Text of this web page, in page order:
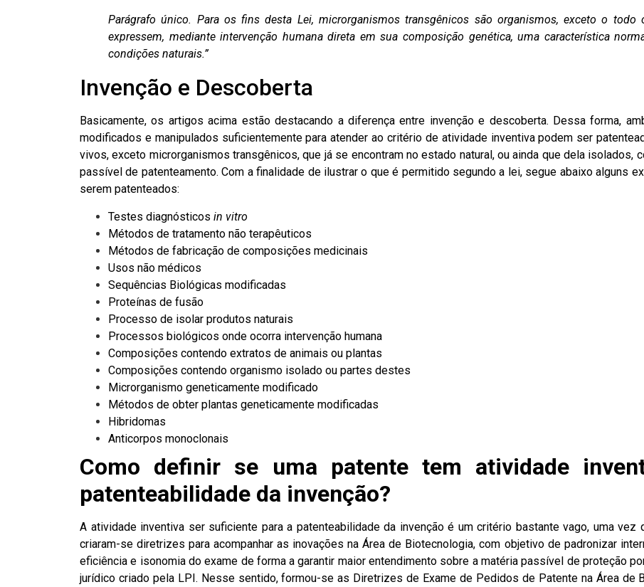
Parágrafo único. Para os fins desta Lei, microrganismos transgênicos são organismos, exceto o
expressem, mediante intervenção humana direta em sua composição genética, uma característica
condições naturais.”
Invenção e Descoberta
Basicamente, os artigos acima estão destacando a diferença entre invenção e descoberta. Dessa forma,
modificados e manipulados suficientemente para atender ao critério de atividade inventiva podem ser
vivos, exceto microrganismos transgênicos, que já se encontram no estado natural, ou ainda que dela isolados,
passível de patenteamento. Com a finalidade de ilustrar o que é permitido segundo a lei, segue abaixo alguns
serem patenteados:
Testes diagnósticos in vitro
Métodos de tratamento não terapêuticos
Métodos de fabricação de composições medicinais
Usos não médicos
Sequências Biológicas modificadas
Proteínas de fusão
Processo de isolar produtos naturais
Processos biológicos onde ocorra intervenção humana
Composições contendo extratos de animais ou plantas
Composições contendo organismo isolado ou partes destes
Microrganismo geneticamente modificado
Métodos de obter plantas geneticamente modificadas
Hibridomas
Anticorpos monoclonais
Como definir se uma patente tem atividade
patenteabilidade da invenção?
A atividade inventiva ser suficiente para a patenteabilidade da invenção é um critério bastante vago, uma
criaram-se diretrizes para acompanhar as inovações na Área de Biotecnologia, com objetivo de padronizar
eficiência e isonomia do exame de forma a garantir maior entendimento sobre a matéria passível de proteção
jurídico criado pela LPI. Nesse sentido, formou-se as Diretrizes de Exame de Pedidos de Patente na Área de